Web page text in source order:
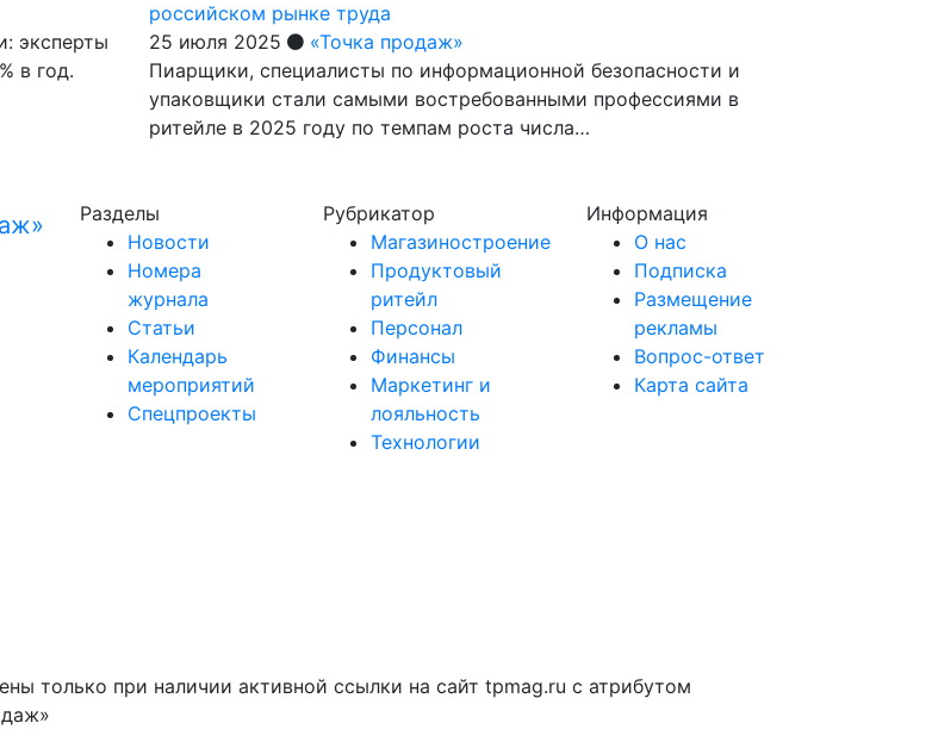
эксперты
в год.
российском рынке труда
25 июля 2025
«Точка продаж»
Пиарщики, специалисты по информационной безопасности и
упаковщики стали самыми востребованными профессиями в
ритейле в 2025 году по темпам роста числа…
Разделы
Новости
Номера
журнала
Статьи
Календарь
мероприятий
Спецпроекты
Рубрикатор
Магазиностроение
Продуктовый
ритейл
Персонал
Финансы
Маркетинг и
лояльность
Технологии
Информация
О нас
Подписка
Размещение
рекламы
Вопрос-ответ
Карта сайта
только при наличии активной ссылки на сайт tpmag.ru с атрибутом